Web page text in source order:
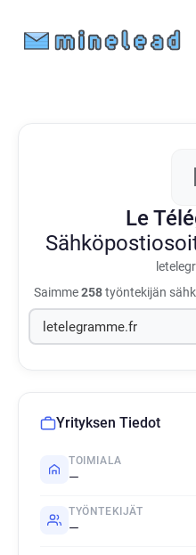
Le
Saimme258työntekijän
Yrityksen Tiedot
TOIMIALA
—
TYÖNTEKIJÄT
—